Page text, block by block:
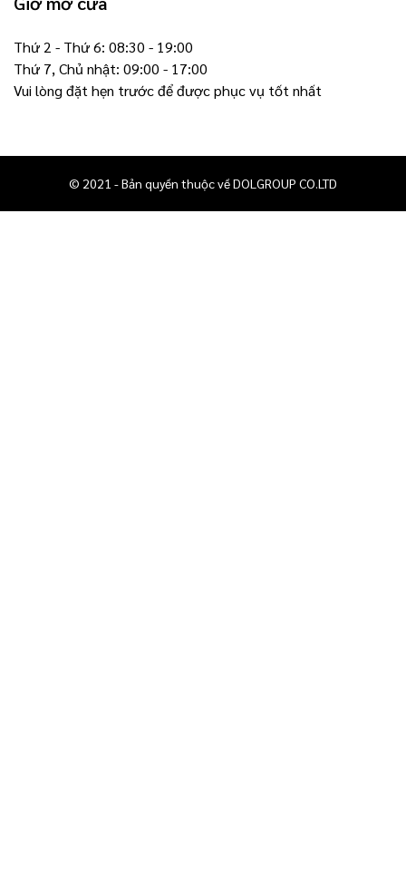
Thứ 2 - Thứ 6: 08:30 - 19:00
Thứ 7, Chủ nhật: 09:00 - 17:00
Vui lòng đặt hẹn trước để được phục vụ tốt nhất
© 2021 - Bản quyền thuộc về DOLGROUP CO.LTD